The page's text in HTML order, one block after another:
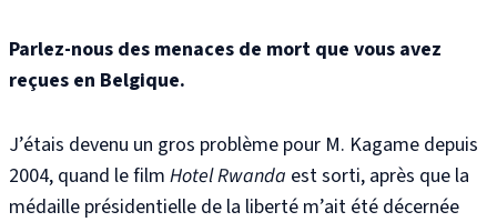
Parlez-nous des menaces de mort que vous avez
reçues en Belgique.
J’étais devenu un gros problème pour M. Kagame depuis
2004, quand le film Hotel Rwanda est sorti, après que la
médaille présidentielle de la liberté m’ait été décernée